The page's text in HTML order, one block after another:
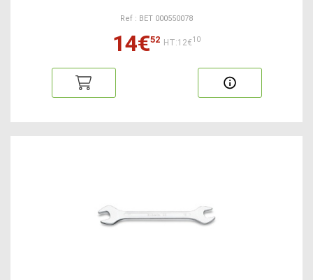
Ref : BET 000550078
14€52 HT:12€10